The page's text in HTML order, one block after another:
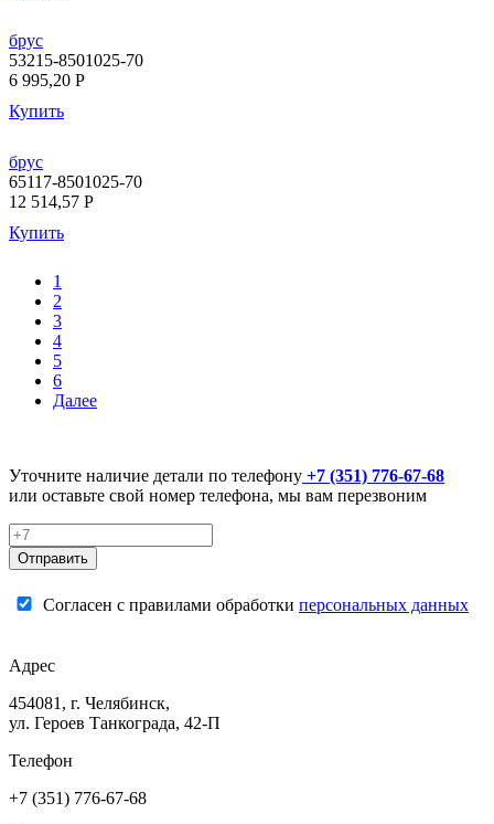
брус
53215-8501025-70
6 995,20 P
Купить
брус
65117-8501025-70
12 514,57 P
Купить
1
2
3
4
5
6
Далее
Уточните наличие детали по телефону +7 (351) 776-67-68
или оставьте свой номер телефона, мы вам перезвоним
Отправить
Согласен с правилами обработки персональных данных
Адрес
454081, г. Челябинск,
ул. Героев Танкограда, 42-П
Телефон
+7 (351) 776-67-68